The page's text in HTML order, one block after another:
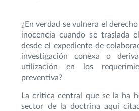
¿En verdad se vulnera el
inocencia cuando se traslada
desde el expediente de
investigación conexa o
utilización en los
preventiva?
La crítica central que se la ha
sector de la doctrina aquí